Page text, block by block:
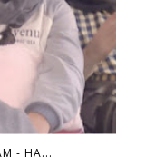
- HA...